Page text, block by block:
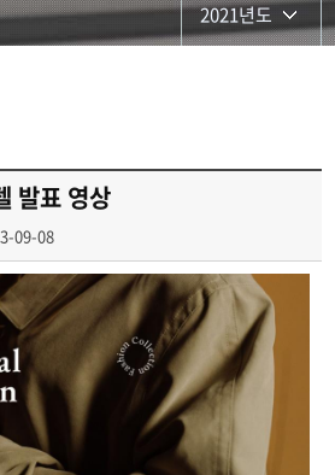
2021년도
2022년도
2021년도
2020년도
발표 영상
09-08